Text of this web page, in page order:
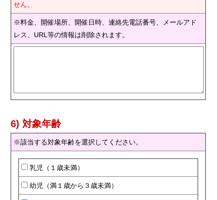
せん。
※料金、開催場所、開催日時、連絡先電話番号、メールアド
レス、URL等の情報は削除されます。
6) 対象年齢
※該当する対象年齢を選択してください。
乳児（１歳未満）
幼児（満１歳から３歳未満）